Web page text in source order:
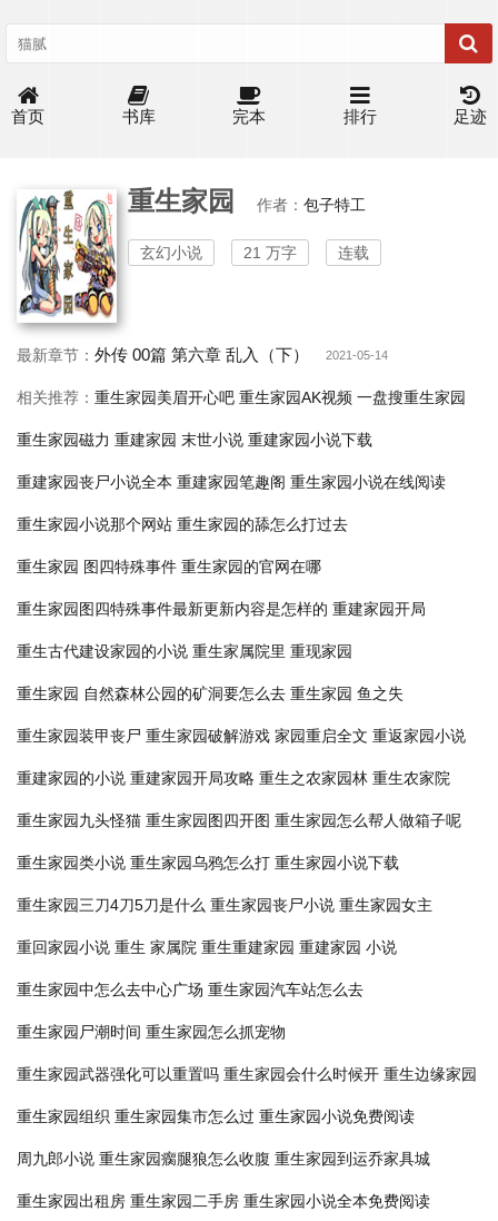
首页 书库 完本 排行 足迹
重生家园 作者： 包子特工
玄幻小说 21 万字 连载
最新章节： 外传 00篇 第六章 乱入（下） 2021-05-14
相关推荐： 重生家园美眉开心吧 重生家园AK视频 一盘搜重生家园
重生家园磁力 重建家园 末世小说 重建家园小说下载
重建家园丧尸小说全本 重建家园笔趣阁 重生家园小说在线阅读
重生家园小说那个网站 重生家园的舔怎么打过去
重生家园 图四特殊事件 重生家园的官网在哪
重生家园图四特殊事件最新更新内容是怎样的 重建家园开局
重生古代建设家园的小说 重生家属院里 重现家园
重生家园 自然森林公园的矿洞要怎么去 重生家园 鱼之失
重生家园装甲丧尸 重生家园破解游戏 家园重启全文 重返家园小说
重建家园的小说 重建家园开局攻略 重生之农家园林 重生农家院
重生家园九头怪猫 重生家园图四开图 重生家园怎么帮人做箱子呢
重生家园类小说 重生家园乌鸦怎么打 重生家园小说下载
重生家园三刀4刀5刀是什么 重生家园丧尸小说 重生家园女主
重回家园小说 重生 家属院 重生重建家园 重建家园 小说
重生家园中怎么去中心广场 重生家园汽车站怎么去
重生家园尸潮时间 重生家园怎么抓宠物
重生家园武器强化可以重置吗 重生家园会什么时候开 重生边缘家园
重生家园组织 重生家园集市怎么过 重生家园小说免费阅读
周九郎小说 重生家园瘸腿狼怎么收腹 重生家园到运乔家具城
重生家园出租房 重生家园二手房 重生家园小说全本免费阅读